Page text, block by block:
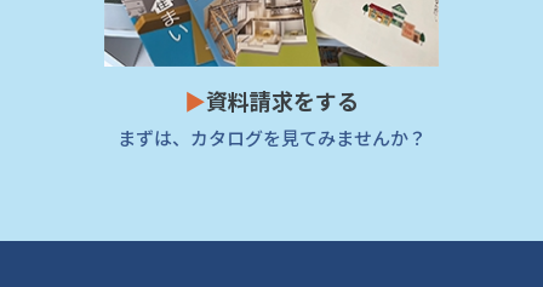
▶資料請求をする
まずは、カタログを見てみませんか？